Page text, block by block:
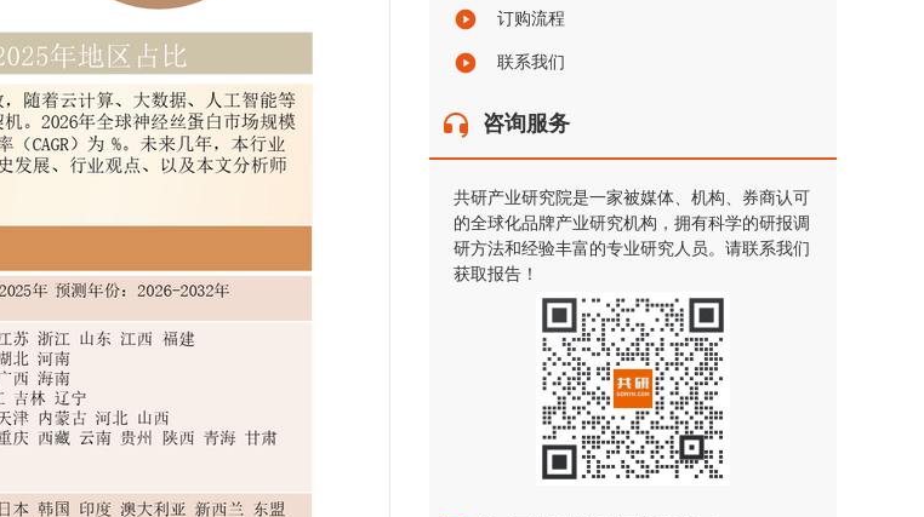
订购流程
联系我们
咨询服务
共研产业研究院是一家被媒体、机构、券商认可
的全球化品牌产业研究机构，拥有科学的研报调
研方法和经验丰富的专业研究人员。请联系我们
获取报告！